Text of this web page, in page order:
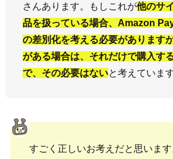
さんあります。もしこれが他のサ
品を扱っている場合、Amazon
の差別化を考える必要があります
がある場合は、それだけで購入す
で、その必要はないと考えています
すごく正しいお考えだと思いま